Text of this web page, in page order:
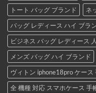
トート バッグ ブランド
ネ
バッグ レディース ハイ ブラ
ビジネス バッグ レディース
メンズ バッグ ハイ ブランド
ヴィトン iphone18pro ケース
全 機種 対応 スマホケース 手